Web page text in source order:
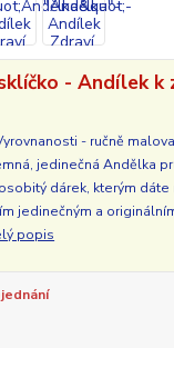
- Andílek k
- ručně
jedinečná Andělka
dárek, kterým dáte
jedinečným a
popis